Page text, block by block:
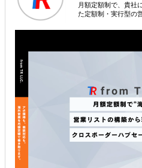
属するジャンル
どの国に進出するべきか決めたい
自社事業に最適な進出形態を知りた
月額定額制で、貴社
た定額制・実行型の